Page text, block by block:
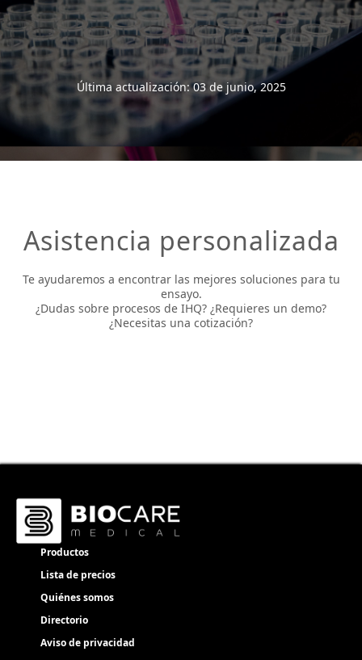
Última actualización: 03 de junio, 2025
Asistencia personalizada
Te ayudaremos a encontrar las mejores soluciones para tu
ensayo.
¿Dudas sobre procesos de IHQ? ¿Requieres un demo?
¿Necesitas una cotización?
Productos
Lista de precios
Quiénes somos
Directorio
Aviso de privacidad